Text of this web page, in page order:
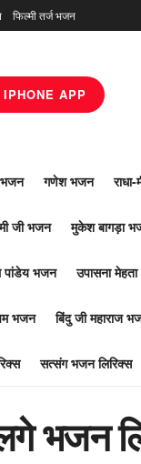
फिल्मी तर्ज भजन
IPHONE APP
भजन गणेश भजन
जी भजन मुकेश बागड़ा
पांडेय भजन उपासना
भजन बिंदु जी महाराज
सत्संग भजन लिरिक्स
भजन